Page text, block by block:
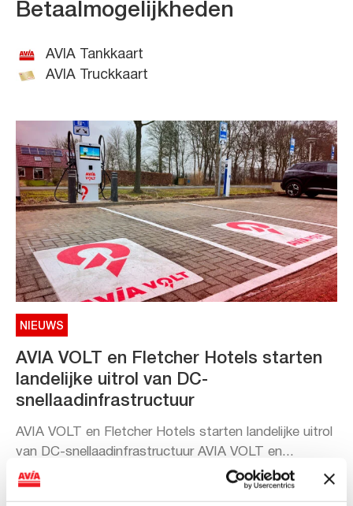
Betaalmogelijkheden
AVIA Tankkaart
AVIA Truckkaart
NIEUWS
AVIA VOLT en Fletcher Hotels starten
landelijke uitrol van DC-
snellaadinfrastructuur
AVIA VOLT en Fletcher Hotels starten landelijke uitrol
van DC-snellaadinfrastructuur AVIA VOLT en...
Lees verder